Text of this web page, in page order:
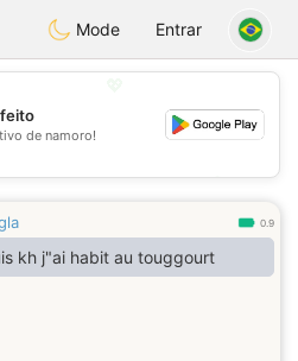
Conversar
Mode Entrar
💕
de namoro!
0.9
kh j"ai habit au touggourt